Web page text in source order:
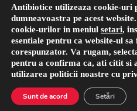
Termeni si conditii de
Prelucrarea datelor
Antibiotice utilizeaza cookie-uri
dumneavoastra pe acest
cookie-urilor in meniul setari,
esentiale pentru ca website-ul
corespunzator. Va rugam,
pentru a confirma ca, ati citit si
utilizarea politicii noastre cu
Sunt de acord Setări